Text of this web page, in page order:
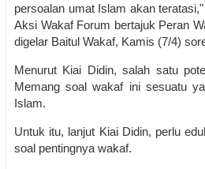
persoalan umat Islam akan
Aksi Wakaf Forum bertajuk Peran
digelar Baitul Wakaf, Kamis (7/4)
Menurut Kiai Didin, salah satu
Memang soal wakaf ini sesuatu
Islam.
Untuk itu, lanjut Kiai Didin, perlu
soal pentingnya wakaf.